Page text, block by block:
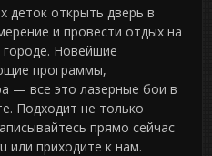
деток открыть дверь в
и провести отдых на
городе. Новейшие
программы,
— все это лазерные бои в
Подходит не только
прямо сейчас
или приходите к нам.